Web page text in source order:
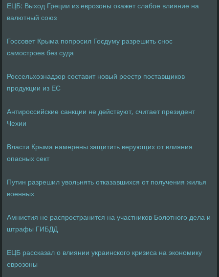
ЕЦБ: Выход Греции из еврозоны окажет слабое влияние на
валютный союз
Госсовет Крыма попросил Госдуму разрешить снос
самостроев без суда
Россельхознадзор составит новый реестр поставщиков
продукции из ЕС
Антироссийские санкции не действуют, считает президент
Чехии
Власти Крыма намерены защитить верующих от влияния
опасных сект
Путин разрешил увольнять отказавшихся от получения жилья
военных
Амнистия не распространится на участников Болотного дела и
штрафы ГИБДД
ЕЦБ рассказал о влиянии украинского кризиса на экономику
еврозоны